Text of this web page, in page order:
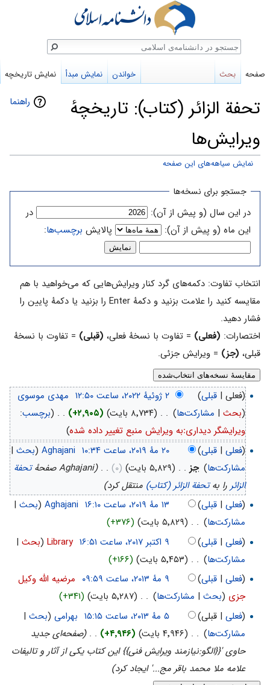
راهنما
تحفة الزائر (کتاب): تاریخچهٔ
ویرایش‌ها
نمایش سیاهه‌های این صفحه
ناوبری
جستجو
جستجو برای نسخه‌ها
در این سال (و پیش از آن):
در
این ماه (و پیش از آن):
پالایش برچسب‌ها:
انتخاب تفاوت: دکمه‌های گرد کنار ویرایش‌هایی که می‌خواهید با هم
مقایسه کنید را علامت بزنید و دکمهٔ Enter را بزنید یا دکمهٔ پایین را
فشار دهید.
اختصارات: (فعلی) = تفاوت با نسخهٔ فعلی، (قبلی) = تفاوت با نسخهٔ
قبلی، (جز) = ویرایش جزئی.
(فعلی | قبلی)
‏ مهدی موسوی
(بحث| مشارکت‌ها)
. . (۸٬۷۳۴ بایت) (+۲٬۹۰۵) . .
(برچسب:
ویرایشگر دیداریːبه ویرایش منبع تغییر داده شده
)
(فعلی| قبلی)
‏
Aghajani
(بحث|
مشارکت‌ها)
‏جز . . (۵٬۸۲۹ بایت) (۰) . . (Aghajani صفحهٔ
تحفة
الزائررا بهتحفة الزائر (کتاب) منتقل کرد)
(فعلی| قبلی)
‏
Aghajani
(بحث|
مشارکت‌ها)
. . (۵٬۸۲۹ بایت)
(+۳۷۶)
(فعلی| قبلی)
‏
Library
(بحث|
مشارکت‌ها)
. . (۵٬۴۵۳ بایت)
(+۱۶۶)
(فعلی| قبلی)
مرضیه الله وکیل
جزی (بحث| مشارکت‌ها)
. . (۵٬۲۸۷ بایت)
(+۳۴۱)
(فعلی| قبلی) ‏ بهرامی (بحث|
مشارکت‌ها)
. . (۴٬۹۴۶ بایت) (+۴٬۹۴۶) . . (صفحه‌ای جدید
حاوی '{{الگو:نیازمند ویرایش فنی}} این کتاب یکی از آثار و تالیفات
علامه ملا محمد باقر مج...' ایجاد کرد)
صفحه بحث خواندن نمایش مبدأ نمایش تاریخچه
جستجو